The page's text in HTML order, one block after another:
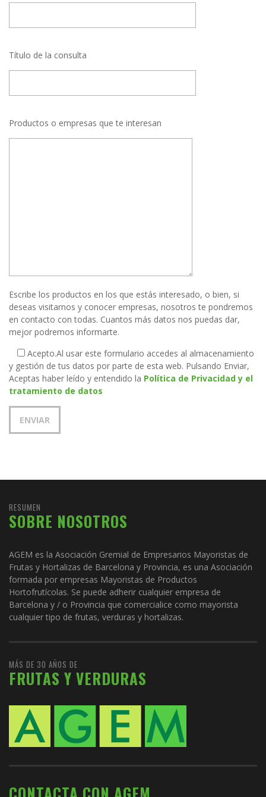
Título de la consulta
Productos o empresas que te interesan
Escribe los productos en los que estás interesado, o bien, si
deseas visitarnos y conocer empresas, nosotros te pondremos
en contacto con todas. Cuantos más datos nos puedas dar,
mejor podremos informarte.
Acepto.Al usar este formulario accedes al almacenamiento
y gestión de tus datos por parte de esta web. Pulsando Enviar,
Aceptas haber leído y entendido la Política de Privacidad y el
tratamiento de datos
RESUMEN
SOBRE NOSOTROS
AGEM es la Asociación Gremial de Empresarios Mayoristas de
Frutas y Hortalizas de Barcelona y Provincia, es una Asociación
formada por empresas Mayoristas de Productos
Hortofrutícolas. Se puede adherir cualquier empresa de
Barcelona y / o Provincia que comercialice como mayorista
cualquier tipo de frutas, verduras y hortalizas.
MÁS DE 30 AÑOS DE
FRUTAS Y VERDURAS